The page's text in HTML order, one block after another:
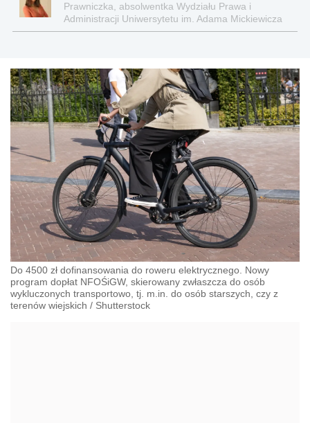
Prawniczka, absolwentka Wydziału Prawa i
Administracji Uniwersytetu im. Adama Mickiewicza
w Poznaniu
Do 4500 zł dofinansowania do roweru elektrycznego. Nowy
program dopłat NFOŚiGW, skierowany zwłaszcza do osób
wykluczonych transportowo, tj. m.in. do osób starszych, czy z
terenów wiejskich / Shutterstock